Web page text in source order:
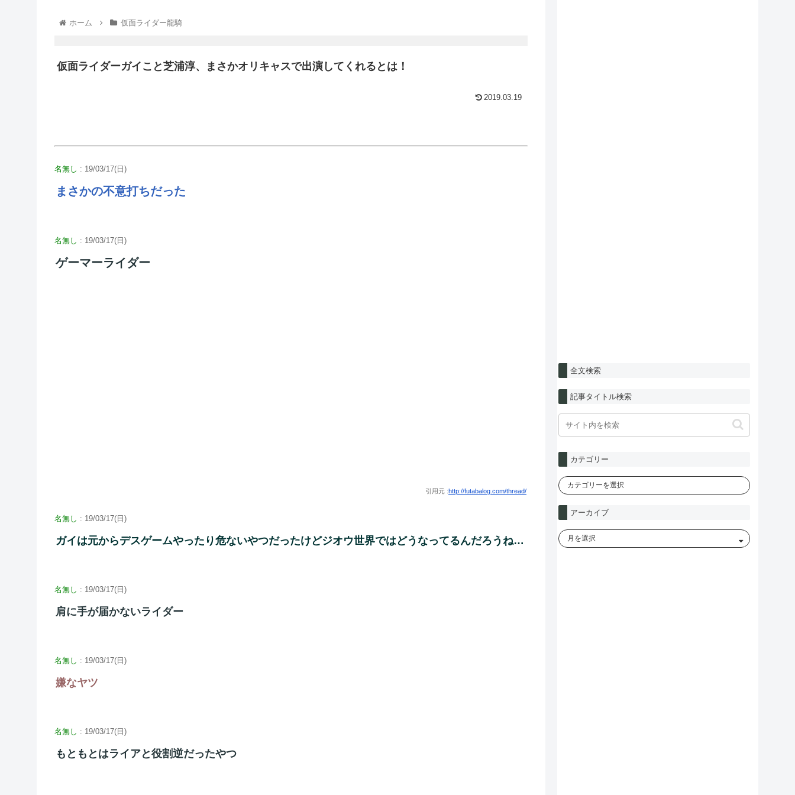
ホーム 仮面ライダー龍騎
仮面ライダーガイこと芝浦淳、まさかオリキャスで出演してくれるとは！
2019.03.19
名無し : 19/03/17(日)
まさかの不意打ちだった
名無し : 19/03/17(日)
ゲーマーライダー
引用元 :http://futabalog.com/thread/
名無し : 19/03/17(日)
ガイは元からデスゲームやったり危ないやつだったけどジオウ世界ではどうなってるんだろうね…
名無し : 19/03/17(日)
肩に手が届かないライダー
名無し : 19/03/17(日)
嫌なヤツ
名無し : 19/03/17(日)
もともとはライアと役割逆だったやつ
全文検索
記事タイトル検索
カテゴリー
アーカイブ